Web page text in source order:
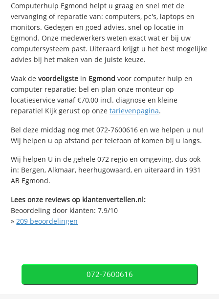
Computerhulp Egmond helpt u graag en snel met de
vervanging of reparatie van: computers, pc's, laptops en
monitors. Gedegen en goed advies, snel op locatie in
Egmond. Onze medewerkers weten exact wat er bij uw
computersysteem past. Uiteraard krijgt u het best mogelijke
advies bij het maken van de juiste keuze.
Vaak devoordeligste in Egmond voor computer hulp en
computer reparatie: bel en plan onze monteur op
locatieservice vanaf €70,00 incl. diagnose en kleine
reparatie! Kijk gerust op onzetarievenpagina.
Bel deze middag nog met 072-7600616 en we helpen u nu!
Wij helpen u op afstand per telefoon of komen bij u langs.
Wij helpen U in de gehele 072 regio en omgeving, dus ook
in: Bergen, Alkmaar, heerhugowaard, en uiteraard in 1931
AB Egmond.
Lees onze reviews op klantenvertellen.nl:
Beoordeling door klanten:7.9/10
»209 beoordelingen
072-7600616